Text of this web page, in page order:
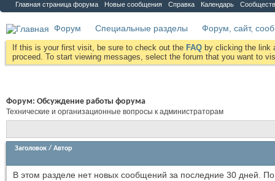
Главная страница форума Новые сообщения Справка Календарь
Форум Специальные разделы Форум, сайт,
If this is your first visit, be sure to check out the FAQ by clicking the link
proceed. To start viewing messages, select the forum that you want to
Форум: Обсуждение работы форума
Технические и организационные вопросы к администраторам
Заголовок / Автор
В этом разделе нет новых сообщений за последние 30 дней.